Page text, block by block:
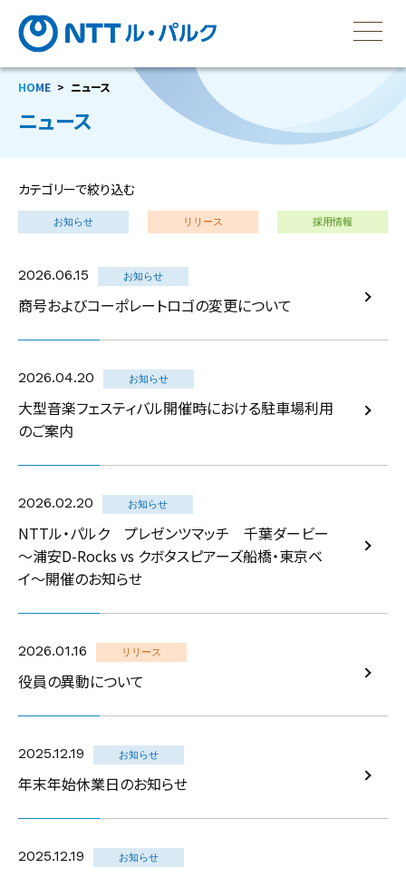
HOME ニュース
ニュース
カテゴリーで絞り込む
お知らせ リリース 採用情報
2026.06.15 お知らせ
商号およびコーポレートロゴの変更について
2026.04.20 お知らせ
大型音楽フェスティバル開催時における駐車場利用
のご案内
2026.02.20 お知らせ
NTTル・パルク プレゼンツマッチ 千葉ダービー
〜浦安D-Rocks vs クボタスピアーズ船橋・東京ベ
イ〜開催のお知らせ
2026.01.16 リリース
役員の異動について
2025.12.19 お知らせ
年末年始休業日のお知らせ
2025.12.19 お知らせ